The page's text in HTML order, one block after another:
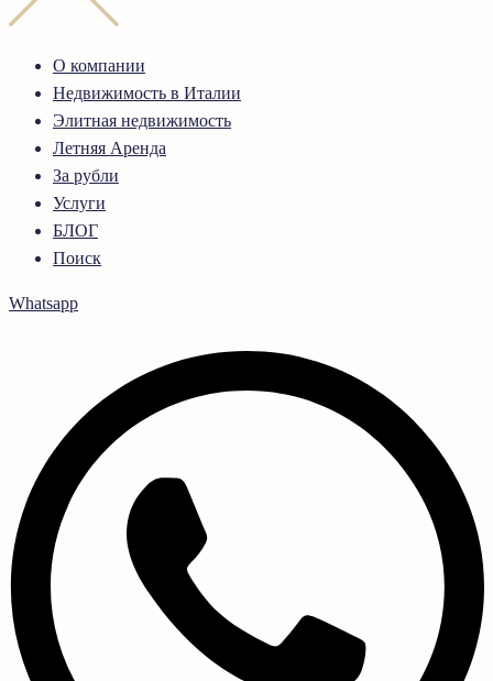
О компании
Недвижимость в Италии
Элитная недвижимость
Летняя Аренда
За рубли
Услуги
БЛОГ
Поиск
Whatsapp